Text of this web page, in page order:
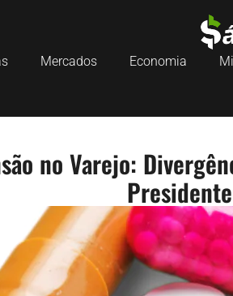
Mercados Economia
no Varejo: